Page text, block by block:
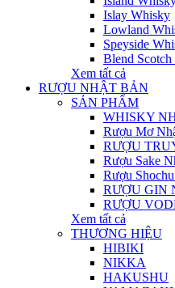
Islay Whisky
Lowland
Speyside
Blend
Xem tất cả
RƯỢU NHẬT BẢN
SẢN PHẨM
WHISKY
Rượu Mơ
RƯỢU
Rượu Sake
Rượu
RƯỢU GIN
RƯỢU
Xem tất cả
THƯƠNG HIỆU
HIBIKI
NIKKA
HAKUSHU